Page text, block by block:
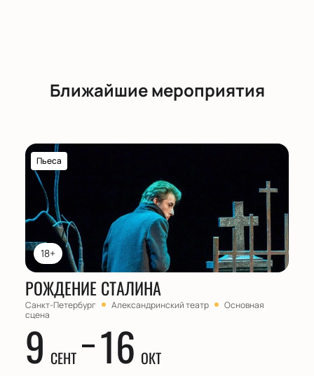
Ближайшие мероприятия
18+
Пьеса
РОЖДЕНИЕ СТАЛИНА
Санкт-Петербург Александринский театр
Основная
сцена
9 СЕНТ 16 ОКТ